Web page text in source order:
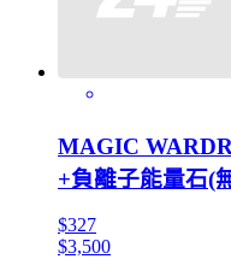
MAGIC
+負離子能量石(
$327
$3,500